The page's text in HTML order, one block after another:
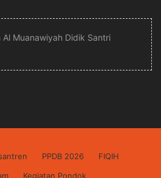
Muanawiyah Didik Santri
PPDB 2026
FIQIH
Kegiatan Pondok